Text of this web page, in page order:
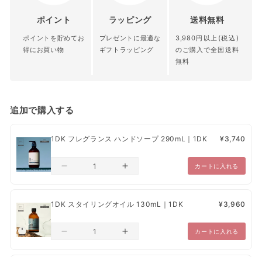
ツヤ ★☆☆ ☆
本体
配合成分
酸アルキル（C12–15）、シア脂、水添パーム核油、ミツロウ、香
料、アルガニアスピノサ核油、オプンチアフィクスインジカ種子
油、カカオ脂
ミディアム
離島
城県 山形県
福島県
越 中部 関西
中国 四国 九
州
おります。
【クレジットカード決済・あと払い（ペイディ）・PayPay・楽天
ペイ・代金引換】ご注文日から、1営業日～10営業日以内に発送
【コンビニ決済】ご入金確認から、1営業日～10営業日以内で発送
す。
一部出荷が遅れる商品に関しては、別途のご連絡をいたしま
す。
会員限定クーポンの発行
お気に入り商品の登録
ポイント
ポイントを貯めてお
得にお買い物
ラッピング
プレゼントに最適な
ギフトラッピング
送料無料
3,980円以上(税込)
のご購入で全国送料
無料
追加で購入する
1DK フレグランス ハンドソープ 290mL｜1DK ¥3,740
カートに入れる
1DK スタイリングオイル 130mL｜1DK ¥3,960
カートに入れる